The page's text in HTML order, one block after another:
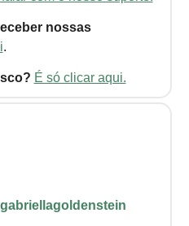
nossas
.
É só clicar aqui.